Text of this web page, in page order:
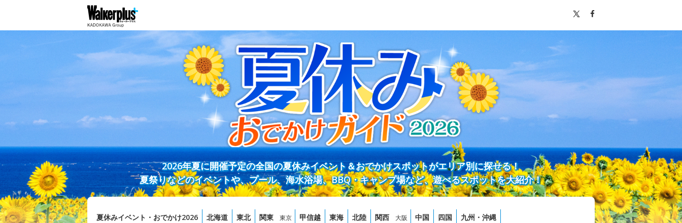
2026年夏に開催予定の全国の夏休みイベント＆おでかけスポットがエリア別に探せる！
夏祭りなどのイベントや、プール、海水浴場、BBQ・キャンプ場など、遊べるスポットを大紹介！
夏休みイベント・おでかけ2026 北海道 東北 関東 東京 甲信越 東海 北陸 関西 大阪 中国 四国 九州・沖縄